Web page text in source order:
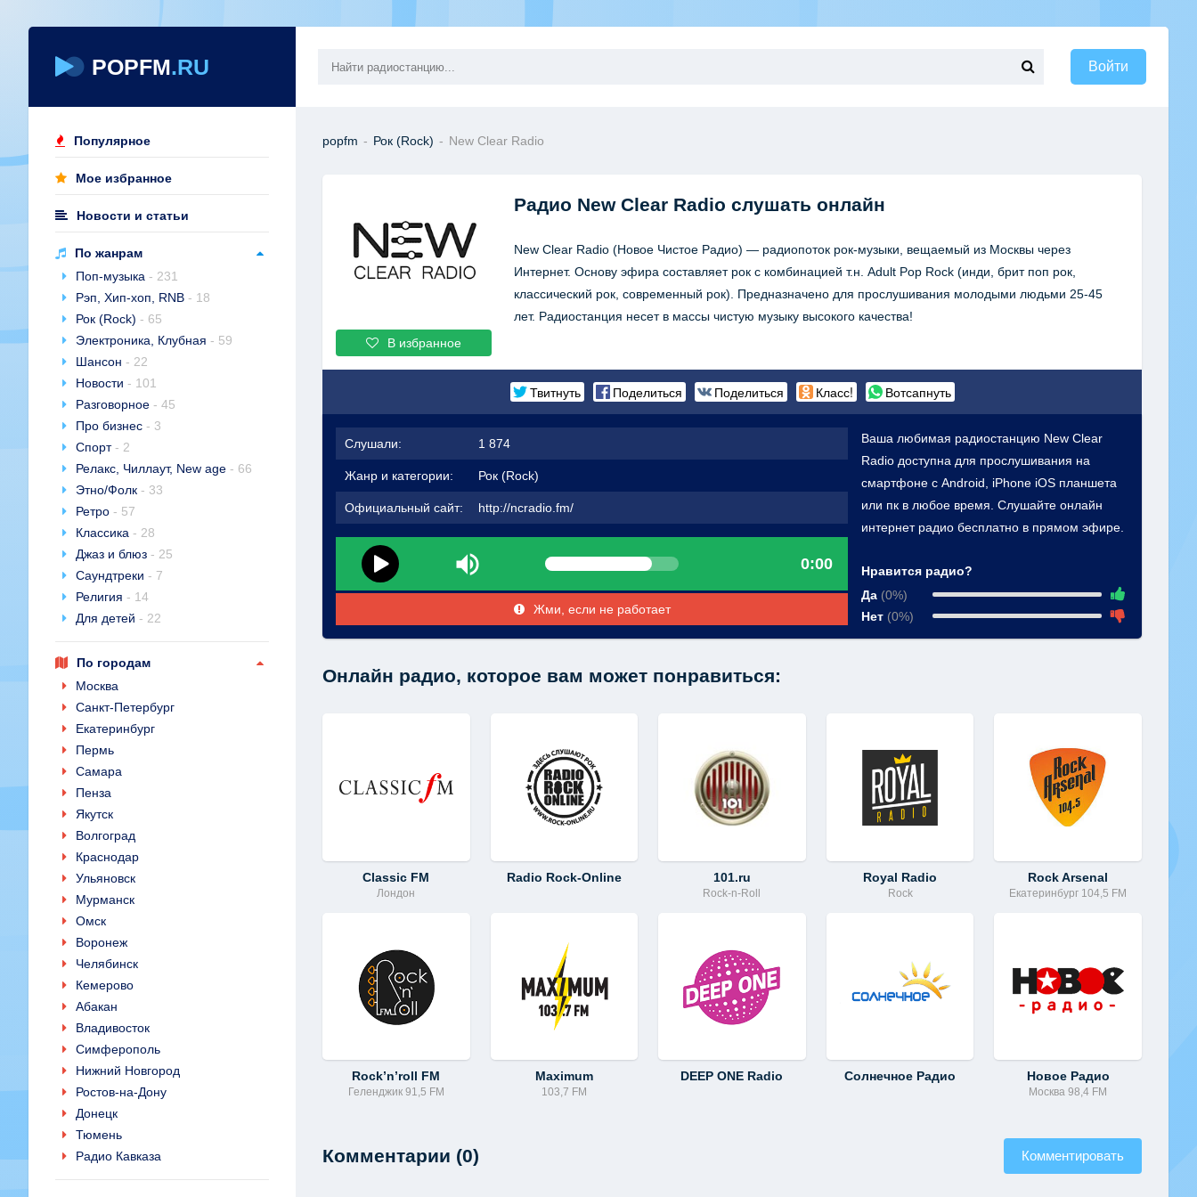
POPFM.RU
Популярное
Мое избранное
Новости и статьи
По жанрам
Поп-музыка - 231
Рэп, Хип-хоп, RNB - 18
Рок (Rock) - 65
Электроника, Клубная - 59
Шансон - 22
Новости - 101
Разговорное - 45
Про бизнес - 3
Спорт- 2
Релакс, Чиллаут, New age - 66
Этно/Фолк - 33
Ретро - 57
Классика - 28
Джаз и блюз - 25
Саундтреки - 7
Религия - 14
Для детей - 22
По городам
Москва
Санкт-Петербург
Екатеринбург
Пермь
Самара
Пенза
Якутск
Волгоград
Краснодар
Ульяновск
Мурманск
Омск
Воронеж
Челябинск
Кемерово
Абакан
Владивосток
Симферополь
Нижний Новгород
Ростов-на-Дону
Донецк
Тюмень
Радио Кавказа
Войти
popfm - Рок (Rock) - New Clear Radio
В избранное
Радио New Clear Radio слушать онлайн
New Clear Radio (Новое Чистое Радио) — радиопоток рок-музыки, вещаемый из Москвы через
Интернет. Основу эфира составляет рок с комбинацией т.н. Adult Pop Rock (инди, брит поп рок,
классический рок, современный рок). Предназначено для прослушивания молодыми людьми 25-45
лет. Радиостанция несет в массы чистую музыку высокого качества!
Твитнуть Поделиться Поделиться Класс! Вотсапнуть
Слушали: 1 874
Жанр и категории: Рок (Rock)
Официальный сайт: http://ncradio.fm/
0:00
Жми, если не работает
Ваша любимая радиостанцию New Clear
Radio доступна для прослушивания на
смартфоне с Android, iPhone iOS планшета
или пк в любое время. Слушайте онлайн
интернет радио бесплатно в прямом эфире.
Нравится радио?
Да (0%)
Нет (0%)
Онлайн радио, которое вам может понравиться:
Classic FM
Лондон
Radio Rock-Online 101.ru
Rock-n-Roll
Royal Radio
Rock
Rock Arsenal
Екатеринбург 104,5 FM
Rock’n’roll FM
Геленджик 91,5 FM
Maximum
103,7 FM
DEEP ONE Radio Солнечное Радио Новое Радио
Москва 98,4 FM
Комментарии (0) Комментировать